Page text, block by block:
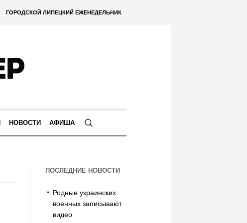
ГОРОДСКОЙ ЛИПЕЦКИЙ ЕЖЕНЕДЕЛЬНИК
НОВОСТИ АФИША
ПОСЛЕДНИЕ НОВОСТИ
Родные украинских
военных записывают
видео